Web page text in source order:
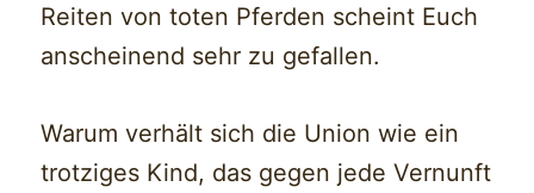
Reiten von toten Pferden scheint Euch
anscheinend sehr zu gefallen.
Warum verhält sich die Union wie ein
trotziges Kind, das gegen jede Vernunft